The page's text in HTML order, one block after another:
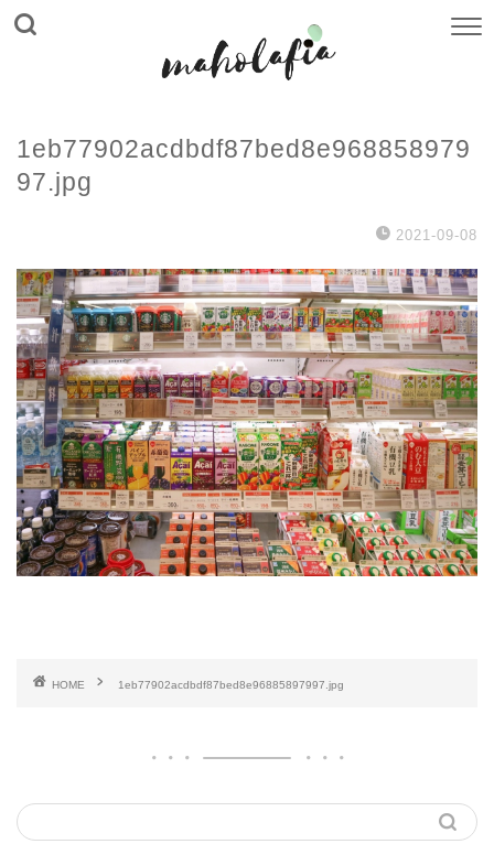
1eb77902acdbdf87bed8e968858979
97.jpg
2021-09-08
HOME 1eb77902acdbdf87bed8e96885897997.jpg